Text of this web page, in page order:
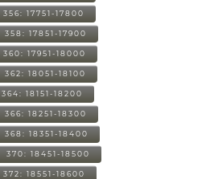
356: 17751-17800
358: 17851-17900
360: 17951-18000
362: 18051-18100
364: 18151-18200
366: 18251-18300
368: 18351-18400
370: 18451-18500
372: 18551-18600